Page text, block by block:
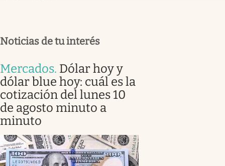
Noticias de tu interés
Mercados. Dólar hoy y
dólar blue hoy: cuál es la
cotización del lunes 10
de agosto minuto a
minuto